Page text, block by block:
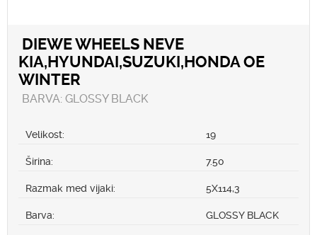
DIEWE WHEELS NEVE
KIA,HYUNDAI,SUZUKI,HONDA OE
WINTER
BARVA: GLOSSY BLACK
Velikost: 19
Širina: 7.50
Razmak med vijaki: 5X114,3
Barva: GLOSSY BLACK